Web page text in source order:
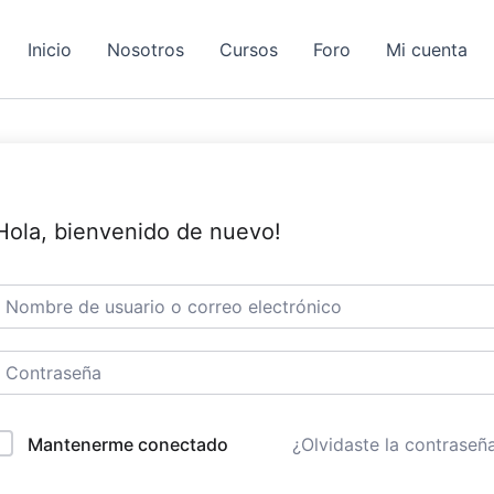
Inicio Nosotros Cursos Foro Mi cuenta
bienvenido de nuevo!
Mantenerme conectado ¿Olvidaste la